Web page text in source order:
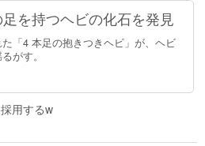
を持つヘビの化石を発見
「4 本足の抱きつきヘビ」が、ヘビ
がす。
用するw